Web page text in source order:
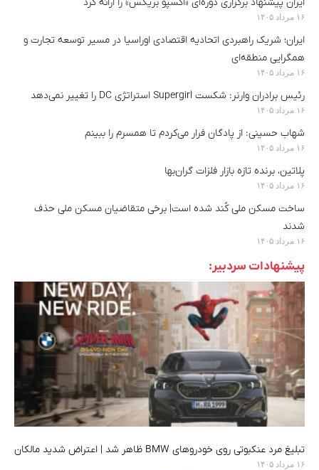
۱۶ مرداد ۱۴۰۵
ایران؛ شریک راهبردی اتحادیه اقتصادی اوراسیا در مسیر توسعه تجارت و
همگرایی منطقه‌ای
۱۶ مرداد ۱۴۰۵
رئیس برادران وارنر: شکست Supergirl استراتژی DC را تغییر نمی‌دهد
۱۶ مرداد ۱۴۰۵
شهاب حسینی: از پادگان فرار می‌کردم تا همسرم را ببینم
۱۶ مرداد ۱۴۰۵
پلاتین، برنده تازه بازار فلزات گران‌بها
۱۶ مرداد ۱۴۰۵
ساخت مسکن ملی کُند شده است| برخی متقاضیان مسکن ملی حذف
شدند
۱۶ مرداد ۱۴۰۵
پیشنهادات سردبیر:
تبلیغ مرد عنکبوتی روی خودروهای BMW ظاهر شد | اعتراض شدید مالکان
۱۶ مرداد ۱۴۰۵